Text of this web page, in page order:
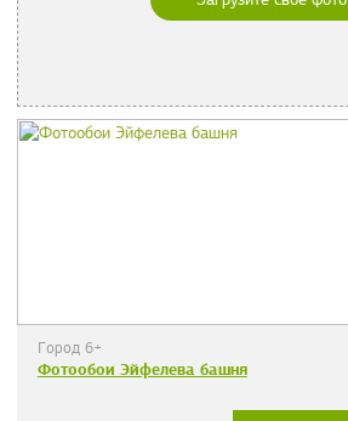
Город 6+
Фотообои Эйфелева башня